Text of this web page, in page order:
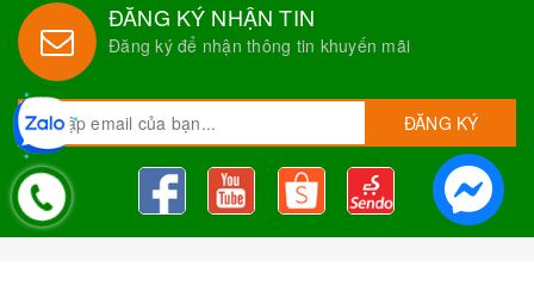
ĐĂNG KÝ NHẬN TIN
Đăng ký để nhận thông tin khuyến mãi
ĐĂNG KÝ